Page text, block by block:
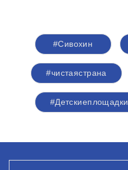
#Сивохин
#чистаястрана
#Детскиеплощадки